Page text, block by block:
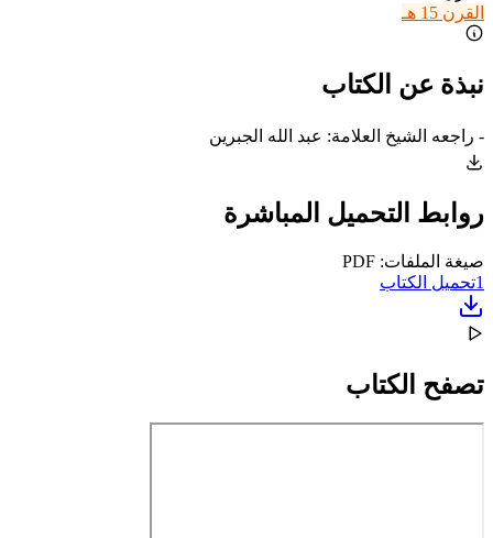
القرن 15 هـ
نبذة عن الكتاب
- راجعه الشيخ العلامة: عبد الله الجبرين
روابط التحميل المباشرة
صيغة الملفات: PDF
1تحميل الكتاب
تصفح الكتاب